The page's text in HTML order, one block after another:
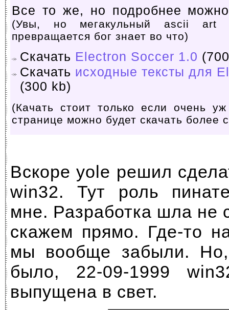
Все то же, но подробнее
(Увы, но мегакульный ascii art
превращается бог знает во что)
Скачать Electron Soccer 1.0
Скачать исходные тексты для
(300 kb)
(Качать стоит только если очень
странице можно будет скачать более
Вскоре yole решил
win32. Тут роль
мне. Разработка шла не
скажем прямо. Где-то
мы вообще забыли.
было, 22-09-1999
выпущена в свет.